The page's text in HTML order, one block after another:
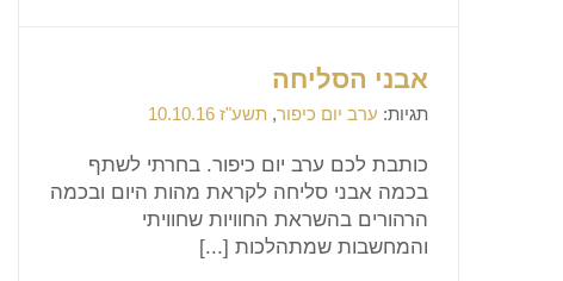
אבני הסליחה
תגיות: ערב יום כיפור, תשע"ז 10.10.16
כותבת לכם ערב יום כיפור. בחרתי לשתף
בכמה אבני סליחה לקראת מהות היום ובכמה
הרהורים בהשראת החוויות שחוויתי
והמחשבות שמתהלכות [...]